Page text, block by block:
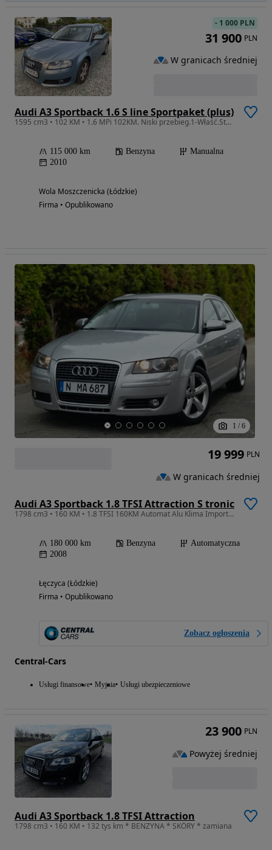
Audi A3 Sportback 1.6 S line Sportpaket (plus)
1595 cm3 • 102 KM • 1.6 MPi 102KM. Niski przebieg.1-Właść.Stan BDB.
115 000 km Benzyna
Manualna
2010
Wola Moszczenicka (Łódzkie)
Firma • Opublikowano
- 1 000 PLN
31 900 PLN
W granicach średniej
1 / 6
Audi A3 Sportback 1.8 TFSI Attraction S tronic
1798 cm3 • 160 KM • 1.8 TFSI 160KM Automat Alu Klima Import Raty Opłaty ASO !!!
180 000 km Benzyna
Automatyczna
2008
Łęczyca (Łódzkie)
Firma • Opublikowano
Zobacz ogłoszenia
Central-Cars
Usługi finansowe Myjnia Usługi ubezpieczeniowe
19 999 PLN
W granicach średniej
Audi A3 Sportback 1.8 TFSI Attraction
1798 cm3 • 160 KM • 132 tys km * BENZYNA * SKÓRY * zamiana
23 900 PLN
Powyżej średniej